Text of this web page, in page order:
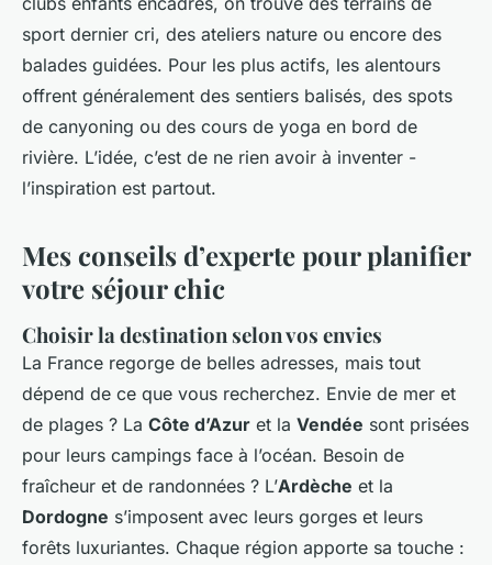
sport dernier cri, des ateliers nature ou encore des
balades guidées. Pour les plus actifs, les alentours
offrent généralement des sentiers balisés, des spots
de canyoning ou des cours de yoga en bord de
rivière. L’idée, c’est de ne rien avoir à inventer -
l’inspiration est partout.
Mes conseils d’experte pour planifier
votre séjour chic
Choisir la destination selon vos envies
La France regorge de belles adresses, mais tout
dépend de ce que vous recherchez. Envie de mer et
de plages ? La Côte d’Azur et la Vendée sont prisées
pour leurs campings face à l’océan. Besoin de
fraîcheur et de randonnées ? L’Ardèche et la
Dordogne s’imposent avec leurs gorges et leurs
forêts luxuriantes. Chaque région apporte sa touche :